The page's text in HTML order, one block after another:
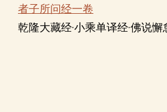
者子所问经一卷
乾隆大藏经·小乘单译经·佛说